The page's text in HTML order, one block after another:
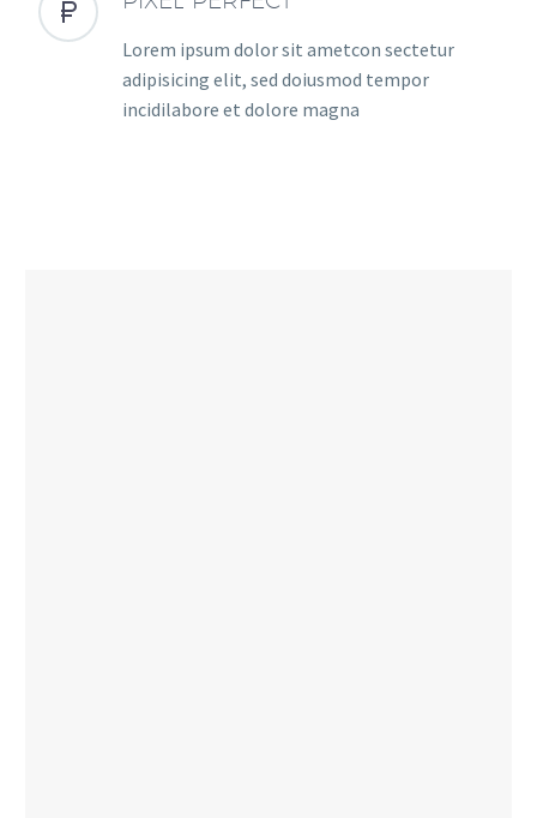


Lorem ipsum dolor sit ametcon sectetur
adipisicing elit, sed doiusmod tempor
incidilabore et dolore magna